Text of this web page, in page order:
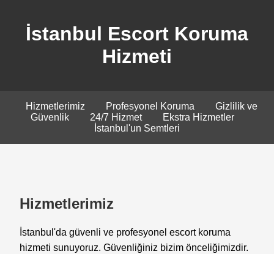
İstanbul Escort Koruma
Hizmeti
Hizmetlerimiz Profesyonel Koruma
Gizlilik ve
Güvenlik
24/7 Hizmet
Ekstra Hizmetler
İstanbul'un Semtleri
Hizmetlerimiz
İstanbul'da güvenli ve profesyonel escort koruma
hizmeti sunuyoruz. Güvenliğiniz bizim önceliğimizdir.